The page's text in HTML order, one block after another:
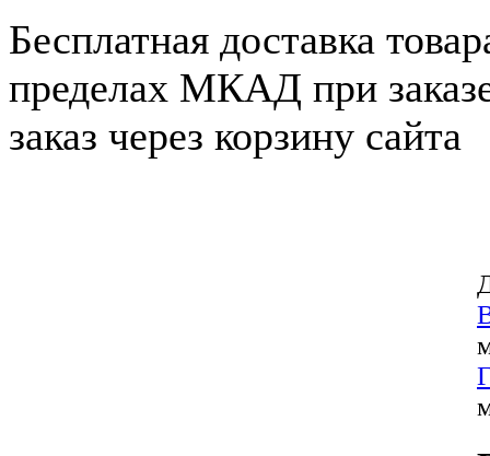
Бесплатная доставка
пределах МКАД при
заказ через корзину сайта